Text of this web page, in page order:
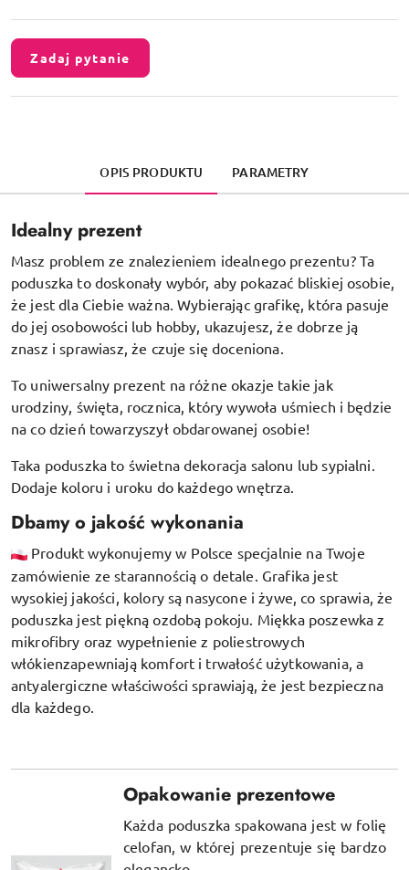
Zadaj pytanie
OPIS PRODUKTU PARAMETRY
Idealny prezent
Masz problem ze znalezieniem idealnego prezentu? Ta
poduszka to doskonały wybór, aby pokazać bliskiej osobie,
że jest dla Ciebie ważna. Wybierając grafikę, która pasuje
do jej osobowości lub hobby, ukazujesz, że dobrze ją
znasz i sprawiasz, że czuje się doceniona.
To uniwersalny prezent na różne okazje takie jak
urodziny, święta, rocznica, który wywoła uśmiech i będzie
na co dzień towarzyszył obdarowanej osobie!
Taka poduszka to świetna dekoracja salonu lub sypialni.
Dodaje koloru i uroku do każdego wnętrza.
Dbamy o jakość wykonania
Produkt wykonujemy w Polsce specjalnie na Twoje
zamówienie ze starannością o detale. Grafika jest
wysokiej jakości, kolory są nasycone i żywe, co sprawia, że
poduszka jest piękną ozdobą pokoju. Miękka poszewka z
mikrofibry oraz wypełnienie z poliestrowych
włókienzapewniają komfort i trwałość użytkowania, a
antyalergiczne właściwości sprawiają, że jest bezpieczna
dla każdego.
Opakowanie prezentowe
Każda poduszka spakowana jest w folię
celofan, w której prezentuje się bardzo